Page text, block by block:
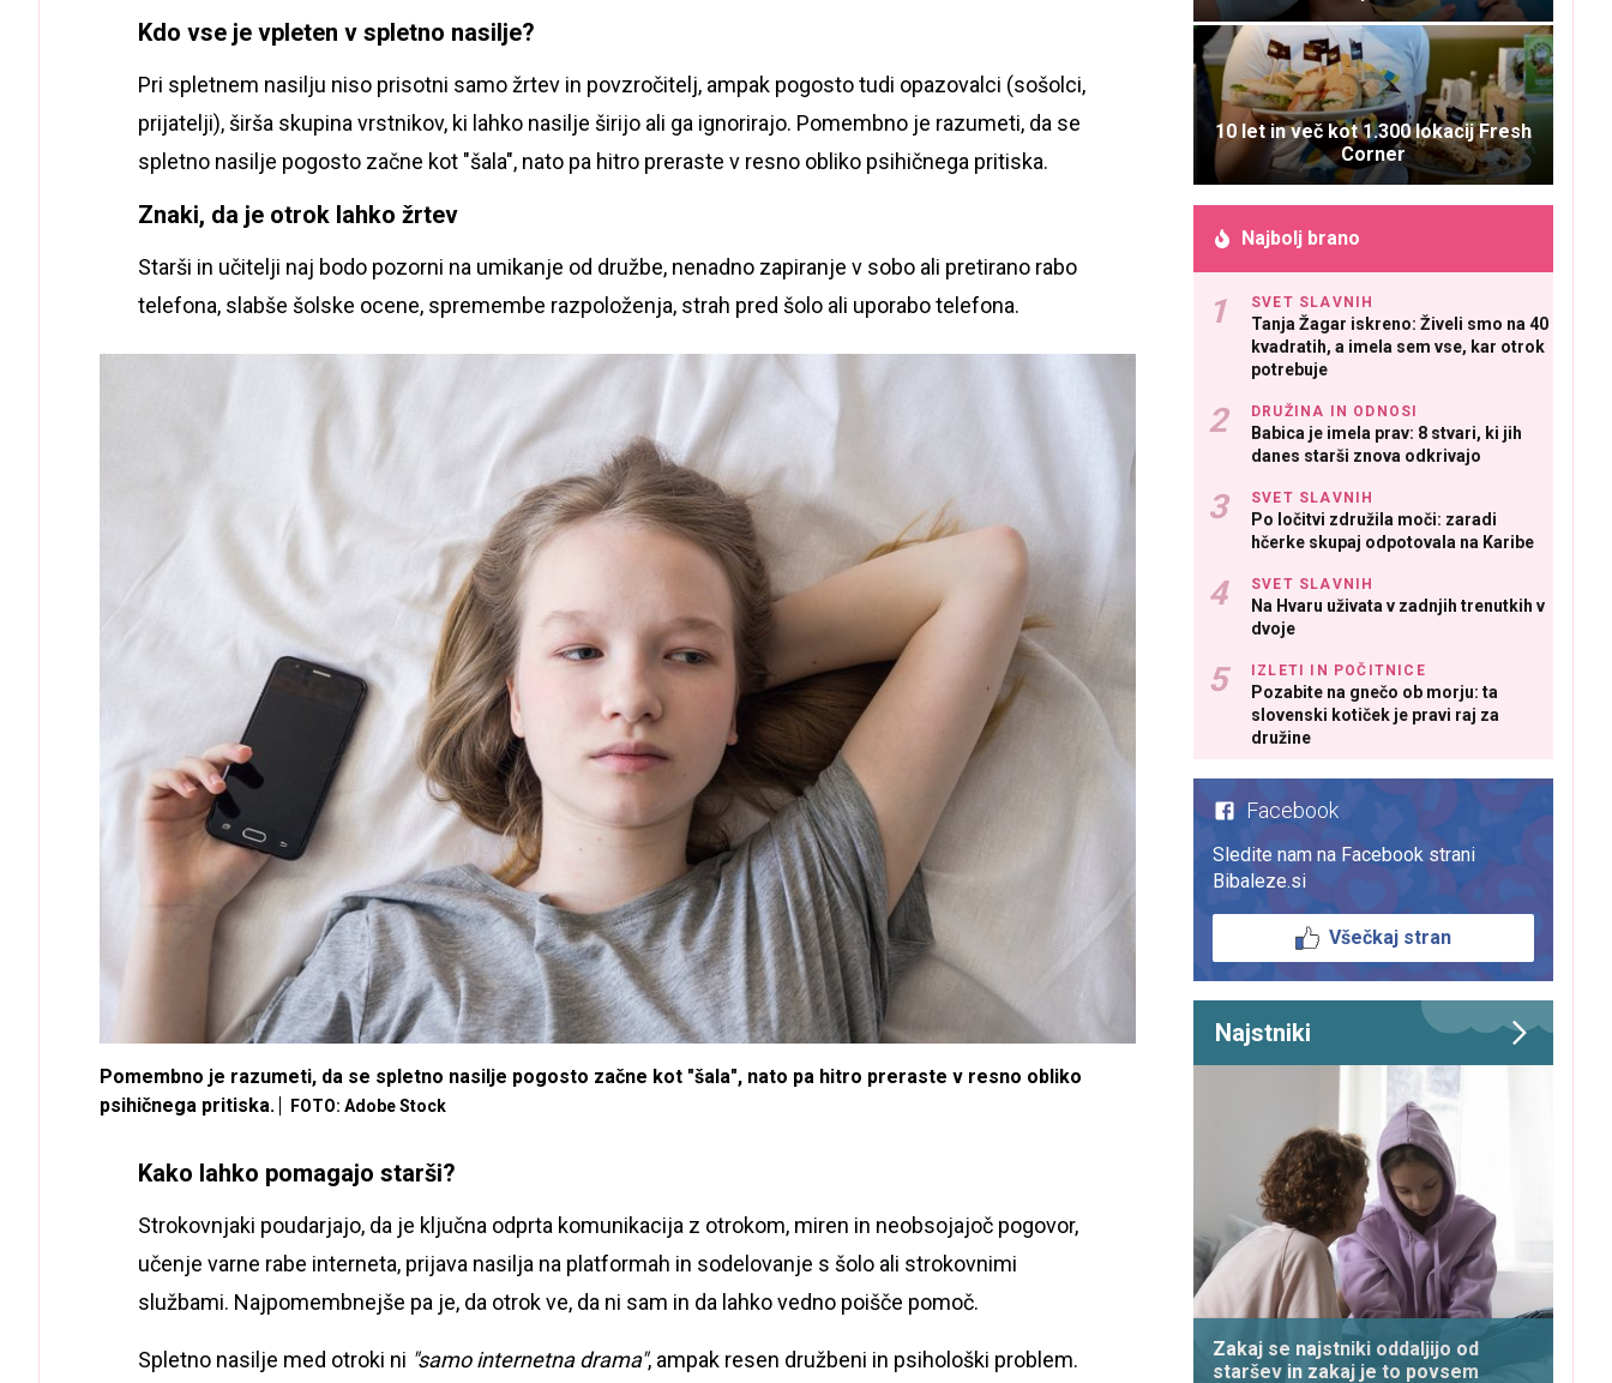
Kdo vse je vpleten v spletno nasilje?
Pri spletnem nasilju niso prisotni samo žrtev in povzročitelj, ampak pogosto tudi opazovalci (sošolci,
prijatelji), širša skupina vrstnikov, ki lahko nasilje širijo ali ga ignorirajo. Pomembno je razumeti, da se
spletno nasilje pogosto začne kot "šala", nato pa hitro preraste v resno obliko psihičnega pritiska.
Znaki, da je otrok lahko žrtev
Starši in učitelji naj bodo pozorni na umikanje od družbe, nenadno zapiranje v sobo ali pretirano rabo
telefona, slabše šolske ocene, spremembe razpoloženja, strah pred šolo ali uporabo telefona.
Pomembno je razumeti, da se spletno nasilje pogosto začne kot "šala", nato pa hitro preraste v resno obliko
psihičnega pritiska.
FOTO: Adobe Stock
Kako lahko pomagajo starši?
Strokovnjaki poudarjajo, da je ključna odprta komunikacija z otrokom, miren in neobsojajoč pogovor,
učenje varne rabe interneta, prijava nasilja na platformah in sodelovanje s šolo ali strokovnimi
službami. Najpomembnejše pa je, da otrok ve, da ni sam in da lahko vedno poišče pomoč.
Spletno nasilje med otroki ni "samo internetna drama", ampak resen družbeni in psihološki problem.
10 let in več kot 1.300 lokacij Fresh
Corner
Najbolj brano
SVET SLAVNIH
Tanja Žagar iskreno: Živeli smo na 40
kvadratih, a imela sem vse, kar otrok
potrebuje
DRUŽINA IN ODNOSI
Babica je imela prav: 8 stvari, ki jih
danes starši znova odkrivajo
SVET SLAVNIH
Po ločitvi združila moči: zaradi
hčerke skupaj odpotovala na Karibe
SVET SLAVNIH
Na Hvaru uživata v zadnjih trenutkih v
dvoje
IZLETI IN POČITNICE
Pozabite na gnečo ob morju: ta
slovenski kotiček je pravi raj za
družine
Facebook
Sledite nam na Facebook strani
Bibaleze.si
Všečkaj stran
Najstniki
Zakaj se najstniki oddaljijo od
staršev in zakaj je to povsem